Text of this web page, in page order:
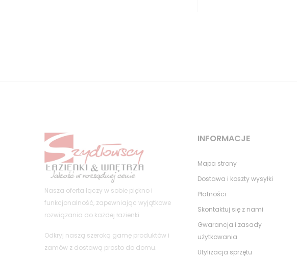
Nasza oferta łączy w sobie piękno i
funkcjonalność, zapewniając wyjątkowe
rozwiązania do każdej łazienki.
Odkryj naszą szeroką gamę produktów i
zamów z dostawą prosto do domu.
INFORMACJE
Mapa strony
Dostawa i koszty wysyłki
Płatności
Skontaktuj się z nami
Gwarancja i zasady
użytkowania
Utylizacja sprzętu